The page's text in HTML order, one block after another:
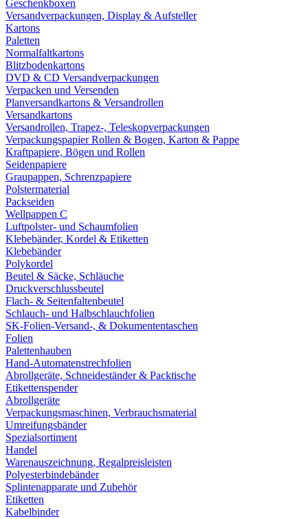
Geschenkboxen
Versandverpackungen, Display & Aufsteller
Kartons
Paletten
Normalfaltkartons
Blitzbodenkartons
DVD & CD Versandverpackungen
Verpacken und Versenden
Planversandkartons & Versandrollen
Versandkartons
Versandrollen, Trapez-, Teleskopverpackungen
Verpackungspapier Rollen & Bogen, Karton & Pappe
Kraftpapiere, Bögen und Rollen
Seidenpapiere
Graupappen, Schrenzpapiere
Polstermaterial
Packseiden
Wellpappen C
Luftpolster- und Schaumfolien
Klebebänder, Kordel & Etiketten
Klebebänder
Polykordel
Beutel & Säcke, Schläuche
Druckverschlussbeutel
Flach- & Seitenfaltenbeutel
Schlauch- und Halbschlauchfolien
SK-Folien-Versand-, & Dokumententaschen
Folien
Palettenhauben
Hand-Automatenstrechfolien
Abrollgeräte, Schneideständer & Packtische
Etikettenspender
Abrollgeräte
Verpackungsmaschinen, Verbrauchsmaterial
Umreifungsbänder
Spezialsortiment
Handel
Warenauszeichnung, Regalpreisleisten
Polyesterbindebänder
Splintenapparate und Zubehör
Etiketten
Kabelbinder